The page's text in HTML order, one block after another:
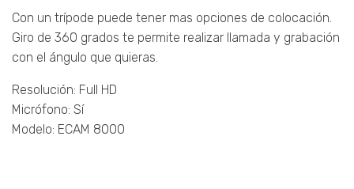
Con un trípode puede tener mas opciones de colocación.
Giro de 360 grados te permite realizar llamada y grabación
con el ángulo que quieras.
Resolución: Full HD
Micrófono: Sí
Modelo: ECAM 8000